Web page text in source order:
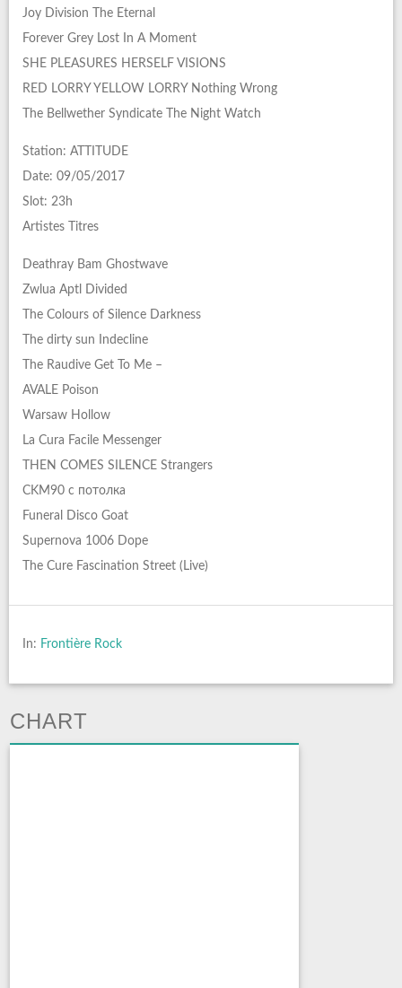
Joy Division The Eternal
Forever Grey Lost In A Moment
SHE PLEASURES HERSELF VISIONS
RED LORRY YELLOW LORRY Nothing Wrong
The Bellwether Syndicate The Night Watch
Station: ATTITUDE
Date: 09/05/2017
Slot: 23h
Artistes Titres
Deathray Bam Ghostwave
Zwlua Aptl Divided
The Colours of Silence Darkness
The dirty sun Indecline
The Raudive Get To Me –
AVALE Poison
Warsaw Hollow
La Cura Facile Messenger
THEN COMES SILENCE Strangers
CKM90 с потолка
Funeral Disco Goat
Supernova 1006 Dope
The Cure Fascination Street (Live)
In: Frontière Rock
CHART